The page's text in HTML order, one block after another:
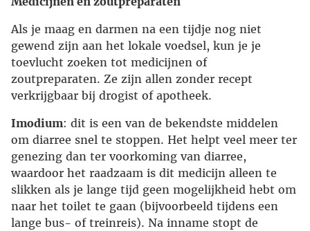
Als je maag en darmen na een tijdje nog niet
gewend zijn aan het lokale voedsel, kun je je
toevlucht zoeken tot medicijnen of
zoutpreparaten. Ze zijn allen zonder recept
verkrijgbaar bij drogist of apotheek.
Imodium: dit is een van de bekendste middelen
om diarree snel te stoppen. Het helpt veel meer ter
genezing dan ter voorkoming van diarree,
waardoor het raadzaam is dit medicijn alleen te
slikken als je lange tijd geen mogelijkheid hebt om
naar het toilet te gaan (bijvoorbeeld tijdens een
lange bus- of treinreis). Na inname stopt de